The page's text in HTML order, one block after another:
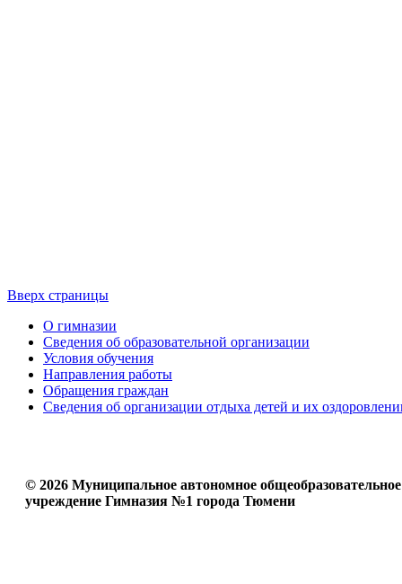
Вверх страницы
О гимназии
Сведения об образовательной организации
Условия обучения
Направления работы
Обращения граждан
Сведения об организации отдыха детей и их
© 2026 Муниципальное автономное общеобразовательное
учреждение Гимназия №1 города Тюмени